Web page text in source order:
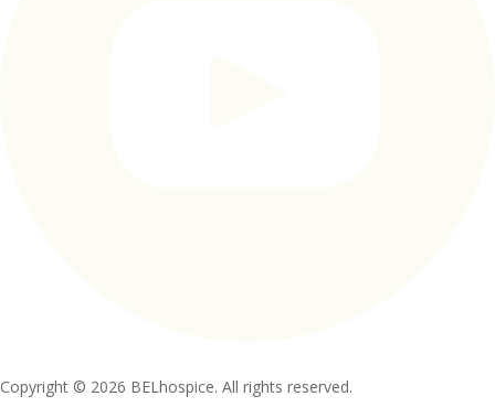
Copyright © 2026 BELhospice. All rights reserved.